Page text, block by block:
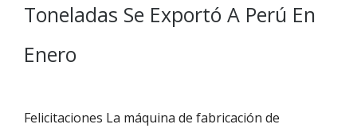
Toneladas Se Exportó A Perú En
Enero
Felicitaciones La máquina de fabricación de